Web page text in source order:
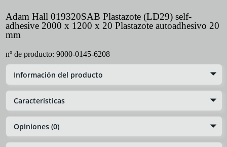
Adam Hall 019320SAB Plastazote (LD29) self-
adhesive 2000 x 1200 x 20 Plastazote autoadhesivo 20
mm
nº de producto: 9000-0145-6208
Información del producto
Características
Opiniones (0)